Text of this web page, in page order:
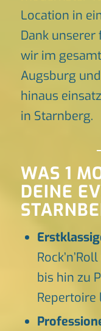
Location in
Dank
wir im
Augsburg
hinaus
in Starnberg.
WAS 1
DEINE
bis hin zu
Repertoire